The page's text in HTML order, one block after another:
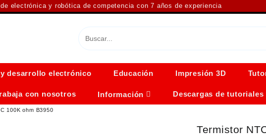
electrónica y robótica de competencia con 7 años de experiencia
desarrollo electrónico Educación Impresión 3D
con nosotros Información Descargas de
100K ohm B3950
Termistor